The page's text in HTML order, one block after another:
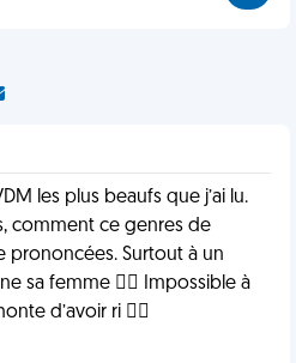
les plus beaufs que j’ai lu.
comment ce genres de
prononcées. Surtout à un
sa femme 🤷‍♂️ Impossible à
d’avoir ri 🤷‍♂️